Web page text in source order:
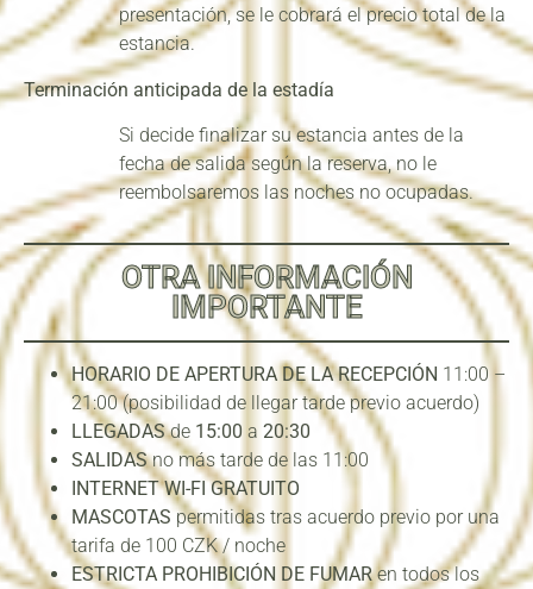
presentación, se le cobrará el precio total de la
estancia.
Terminación anticipada de la estadía
Si decide finalizar su estancia antes de la
fecha de salida según la reserva, no le
reembolsaremos las noches no ocupadas.
OTRA INFORMACIÓN
IMPORTANTE
HORARIO DE APERTURA DE LA RECEPCIÓN 11:00 –
21:00 (posibilidad de llegar tarde previo acuerdo)
LLEGADASde 15:00 a 20:30
SALIDASno más tarde de las 11:00
INTERNET WI-FI GRATUITO
MASCOTAS permitidas tras acuerdo previo por una
tarifa de 100 CZK / noche
ESTRICTA PROHIBICIÓN DE FUMARen todos los